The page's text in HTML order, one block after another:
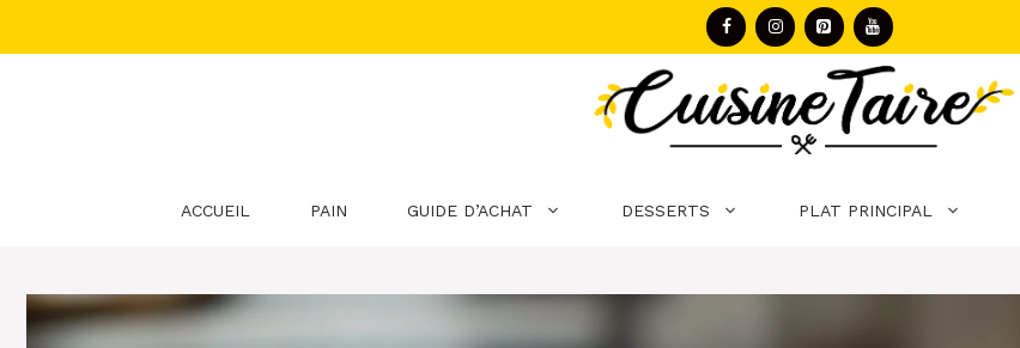
ACCUEIL PAIN GUIDE D’ACHAT DESSERTS PLAT PRINCIPAL